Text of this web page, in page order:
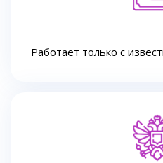
Работает только с